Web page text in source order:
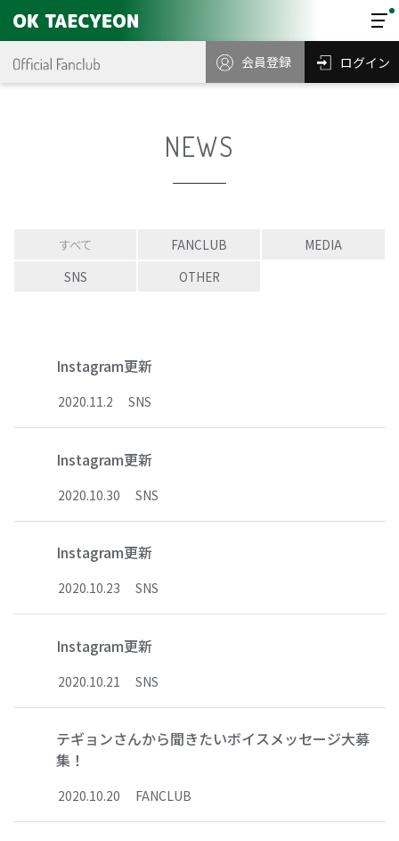
会員登録 ログイン
NEWS
すべて FANCLUB
MEDIA
SNS
OTHER
Instagram更新
2020.11.2 SNS
Instagram更新
2020.10.30 SNS
Instagram更新
2020.10.23 SNS
Instagram更新
2020.10.21 SNS
テギョンさんから聞きたいボイスメッセージ大募
集！
2020.10.20 FANCLUB